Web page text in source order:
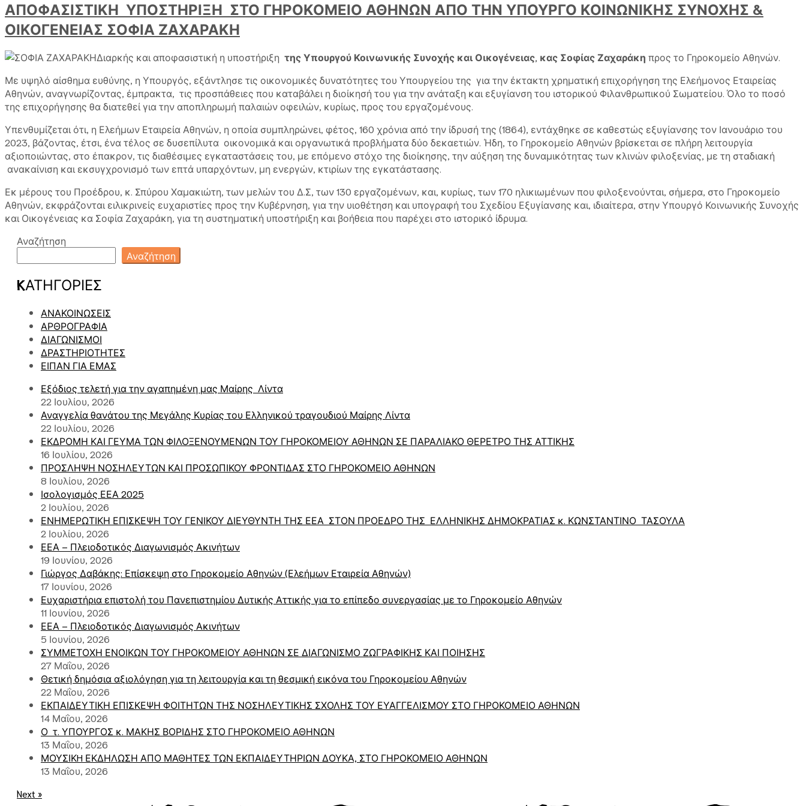
ΖΑΧΑΡΑΚΗ
ΑΠΟΦΑΣΙΣΤΙΚΗ ΥΠΟΣΤΗΡΙΞΗ ΣΤΟ ΓΗΡΟΚΟΜΕΙΟ ΑΘΗΝΩΝ ΑΠΟ ΤΗΝ ΥΠΟΥΡΓΟ ΚΟΙΝΩΝΙΚΗΣ ΣΥΝΟΧΗΣ &
ΟΙΚΟΓΕΝΕΙΑΣ ΣΟΦΙΑ ΖΑΧΑΡΑΚΗ
Διαρκής και αποφασιστική η υποστήριξη της Υπουργού Κοινωνικής Συνοχής και Οικογένειας, κας Σοφίας Ζαχαράκη προς το Γηροκομείο Αθηνών.
Με υψηλό αίσθημα ευθύνης, η Υπουργός, εξάντλησε τις οικονομικές δυνατότητες του Υπουργείου της για την έκτακτη χρηματική επιχορήγηση της Ελεήμονος Εταιρείας
Αθηνών, αναγνωρίζοντας, έμπρακτα, τις προσπάθειες που καταβάλει η διοίκησή του για την ανάταξη και εξυγίανση του ιστορικού Φιλανθρωπικού Σωματείου. Όλο το ποσό
της επιχορήγησης θα διατεθεί για την αποπληρωμή παλαιών οφειλών, κυρίως, προς του εργαζομένους.
Υπενθυμίζεται ότι, η Ελεήμων Εταιρεία Αθηνών, η οποία συμπληρώνει, φέτος, 160 χρόνια από την ίδρυσή της (1864), εντάχθηκε σε καθεστώς εξυγίανσης τον Ιανουάριο του
2023, βάζοντας, έτσι, ένα τέλος σε δυσεπίλυτα οικονομικά και οργανωτικά προβλήματα δύο δεκαετιών. Ήδη, το Γηροκομείο Αθηνών βρίσκεται σε πλήρη λειτουργία
αξιοποιώντας, στο έπακρον, τις διαθέσιμες εγκαταστάσεις του, με επόμενο στόχο της διοίκησης, την αύξηση της δυναμικότητας των κλινών φιλοξενίας, με τη σταδιακή
ανακαίνιση και εκσυγχρονισμό των επτά υπαρχόντων, μη ενεργών, κτιρίων της εγκατάστασης.
Εκ μέρους του Προέδρου, κ. Σπύρου Χαμακιώτη, των μελών του Δ.Σ, των 130 εργαζομένων, και, κυρίως, των 170 ηλικιωμένων που φιλοξενούνται, σήμερα, στο Γηροκομείο
Αθηνών, εκφράζονται ειλικρινείς ευχαριστίες προς την Κυβέρνηση, για την υιοθέτηση και υπογραφή του Σχεδίου Εξυγίανσης και, ιδιαίτερα, στην Υπουργό Κοινωνικής Συνοχής
και Οικογένειας κα Σοφία Ζαχαράκη, για τη συστηματική υποστήριξη και βοήθεια που παρέχει στο ιστορικό ίδρυμα.
Αναζήτηση
Αναζήτηση
KΑΤΗΓΟΡΊΕΣ
ΑΝΑΚΟΙΝΩΣΕΙΣ
ΑΡΘΡΟΓΡΑΦΙΑ
ΔΙΑΓΩΝΙΣΜΟΙ
ΔΡΑΣΤΗΡΙΟΤΗΤΕΣ
ΕΙΠΑΝ ΓΙΑ ΕΜΑΣ
Εξόδιος τελετή για την αγαπημένη μας Μαίρης Λίντα
22 Ιουλίου, 2026
Αναγγελία θανάτου της Μεγάλης Κυρίας του Ελληνικού τραγουδιού Μαίρης Λίντα
22 Ιουλίου, 2026
ΕΚΔΡΟΜΗ ΚΑΙ ΓΕΥΜΑ ΤΩΝ ΦΙΛΟΞΕΝΟΥΜΕΝΩΝ ΤΟΥ ΓΗΡΟΚΟΜΕΙΟΥ ΑΘΗΝΩΝ ΣΕ ΠΑΡΑΛΙΑΚΟ ΘΕΡΕΤΡΟ ΤΗΣ ΑΤΤΙΚΗΣ
16 Ιουλίου, 2026
ΠΡΟΣΛΗΨΗ ΝΟΣΗΛΕΥΤΩΝ ΚΑΙ ΠΡΟΣΩΠΙΚΟΥ ΦΡΟΝΤΙΔΑΣ ΣΤΟ ΓΗΡΟΚΟΜΕΙΟ ΑΘΗΝΩΝ
8 Ιουλίου, 2026
Ισολογισμός ΕΕΑ 2025
2 Ιουλίου, 2026
ΕΝΗΜΕΡΩΤΙΚΗ ΕΠΙΣΚΕΨΗ ΤΟΥ ΓΕΝΙΚΟΥ ΔΙΕΥΘΥΝΤΗ ΤΗΣ ΕΕΑ ΣΤΟΝ ΠΡΟΕΔΡΟ ΤΗΣ ΕΛΛΗΝΙΚΗΣ ΔΗΜΟΚΡΑΤΙΑΣ κ. ΚΩΝΣΤΑΝΤΙΝΟ ΤΑΣΟΥΛΑ
2 Ιουλίου, 2026
ΕΕΑ – Πλειοδοτικός Διαγωνισμός Ακινήτων
19 Ιουνίου, 2026
Γιώργος Δαβάκης: Επίσκεψη στο Γηροκομείο Αθηνών (Ελεήμων Εταιρεία Αθηνών)
17 Ιουνίου, 2026
Ευχαριστήρια επιστολή του Πανεπιστημίου Δυτικής Αττικής για το επίπεδο συνεργασίας με το Γηροκομείο Αθηνών
11 Ιουνίου, 2026
ΕΕΑ – Πλειοδοτικός Διαγωνισμός Ακινήτων
5 Ιουνίου, 2026
ΣΥΜΜΕΤΟΧΗ ΕΝΟΙΚΩΝ ΤΟΥ ΓΗΡΟΚΟΜΕΙΟΥ ΑΘΗΝΩΝ ΣΕ ΔΙΑΓΩΝΙΣΜΟ ΖΩΓΡΑΦΙΚΗΣ ΚΑΙ ΠΟΙΗΣΗΣ
27 Μαΐου, 2026
Θετική δημόσια αξιολόγηση για τη λειτουργία και τη θεσμική εικόνα του Γηροκομείου Αθηνών
22 Μαΐου, 2026
ΕΚΠΑΙΔΕΥΤΙΚΗ ΕΠΙΣΚΕΨΗ ΦΟΙΤΗΤΩΝ ΤΗΣ ΝΟΣΗΛΕΥΤΙΚΗΣ ΣΧΟΛΗΣ ΤΟΥ ΕΥΑΓΓΕΛΙΣΜΟΥ ΣΤΟ ΓΗΡΟΚΟΜΕΙΟ ΑΘΗΝΩΝ
14 Μαΐου, 2026
Ο τ. ΥΠΟΥΡΓΟΣ κ. ΜΑΚΗΣ ΒΟΡΙΔΗΣ ΣΤΟ ΓΗΡΟΚΟΜΕΙΟ ΑΘΗΝΩΝ
13 Μαΐου, 2026
ΜΟΥΣΙΚH ΕΚΔΗΛΩΣΗ ΑΠΟ ΜΑΘΗΤΕΣ ΤΩΝ ΕΚΠΑΙΔΕΥΤΗΡΙΩΝ ΔΟΥΚΑ, ΣΤΟ ΓΗΡΟΚΟΜΕΙΟ ΑΘΗΝΩΝ
13 Μαΐου, 2026
Next »